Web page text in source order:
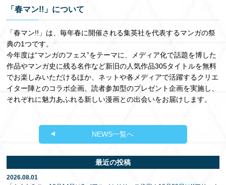
「春マン!!」について
「春マン!!」は、毎年春に開催される集英社を代表するマンガの祭
典の1つです。
今年度は“マンガのフェス”をテーマに、メディア化で話題を博した
作品やマンガ史に残る名作など新旧の人気作品305タイトルを無料
でお楽しみいただけるほか、ネットや各メディアで活躍するクリエ
イター陣とのコラボ企画、読者参加型のプレゼント企画を実施し、
それぞれに魅力あふれる新しい漫画との出会いをお届けします。
NEWS一覧へ
最近の投稿
2026.08.01